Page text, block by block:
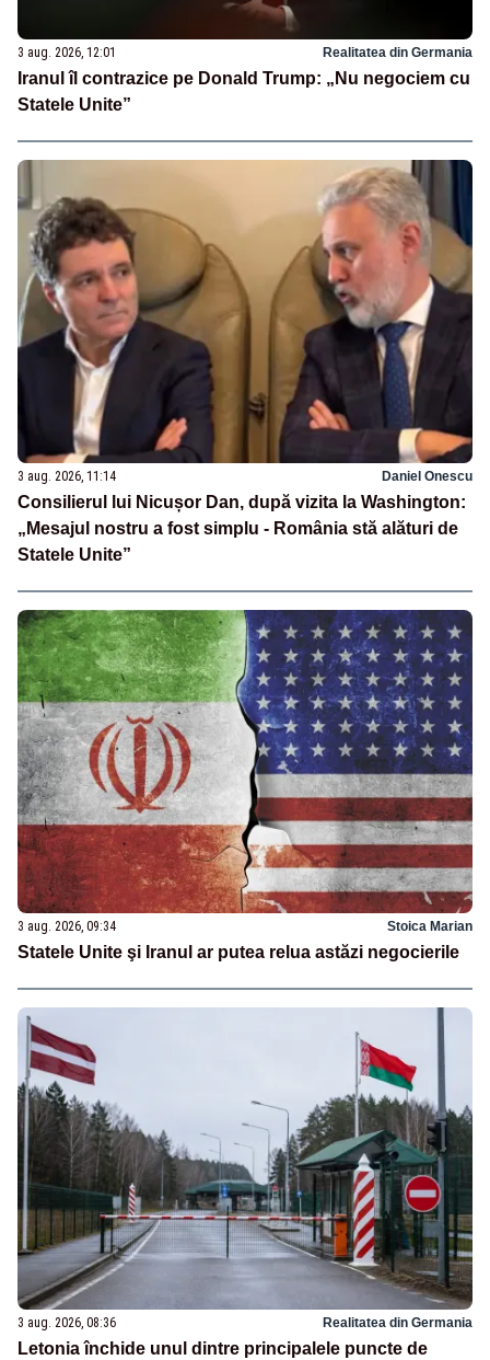
3 aug. 2026, 12:01 Realitatea din Germania
Iranul îl contrazice pe Donald Trump: „Nu negociem cu
Statele Unite”
3 aug. 2026, 11:14 Daniel Onescu
Consilierul lui Nicușor Dan, după vizita la Washington:
„Mesajul nostru a fost simplu - România stă alături de
Statele Unite”
3 aug. 2026, 09:34 Stoica Marian
Statele Unite şi Iranul ar putea relua astăzi negocierile
3 aug. 2026, 08:36 Realitatea din Germania
Letonia închide unul dintre principalele puncte de